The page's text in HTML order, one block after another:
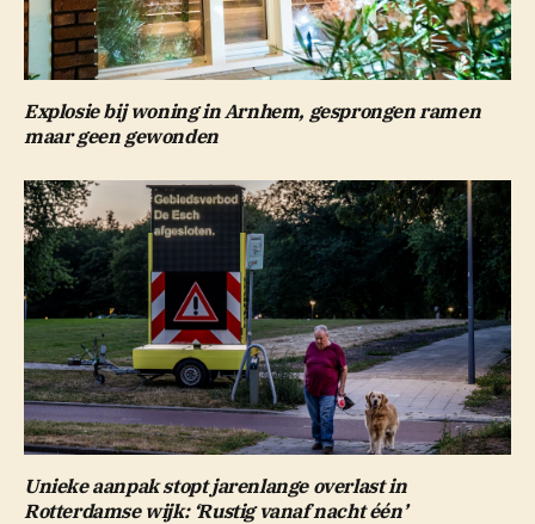
Explosie bij woning in Arnhem, gesprongen ramen
maar geen gewonden
Unieke aanpak stopt jarenlange overlast in
Rotterdamse wijk: ‘Rustig vanaf nacht één’